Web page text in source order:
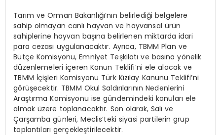
Tarım ve Orman Bakanlığı’nın belirlediği belgelere
sahip olmayan canlı hayvan ve hayvansal ürün
sahiplerine hayvan başına belirlenen miktarda idari
para cezası uygulanacaktır. Ayrıca, TBMM Plan ve
Bütçe Komisyonu, Emniyet Teşkilatı ve basına yönelik
düzenlemeleri içeren Kanun Teklifi’ni ele alacak ve
TBMM İçişleri Komisyonu Türk Kızılay Kanunu Teklifi’ni
görüşecektir. TBMM Okul Saldırılarının Nedenlerini
Araştırma Komisyonu ise gündemindeki konuları ele
almak üzere toplanacaktır. Son olarak, Salı ve
Çarşamba günleri, Meclis’teki siyasi partilerin grup
toplantıları gerçekleştirilecektir.